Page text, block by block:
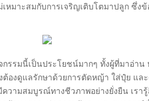
หมาะสมกับการเจริญเติบโตมาปลูก ซึ่
กรรมนี้เป็นประโยชน์มากๆ ทั้งผู้ที่มาอ่า
ต้องดูแลรักษาด้วยการตัดหญ้า ใส่ปุ๋ย แล
วามสมบูรณ์ทางชีวภาพอย่างยั่งยืน เร